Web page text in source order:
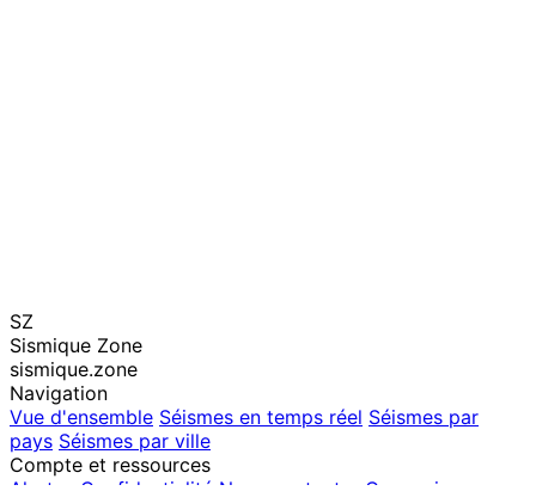
SZ
Sismique Zone
sismique.zone
Navigation
Vue d'ensemble Séismes en temps réel Séismes par
pays Séismes par ville
Compte et ressources